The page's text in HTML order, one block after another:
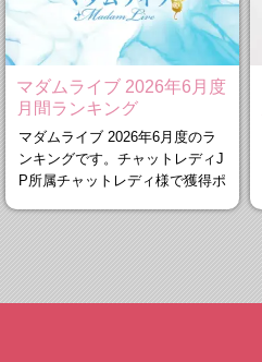
マダムライブ 2026年6月度
月間ランキング
マダムライブ 2026年6月度のラ
ンキングです。チャットレディJ
P所属チャットレディ様で獲得ポ